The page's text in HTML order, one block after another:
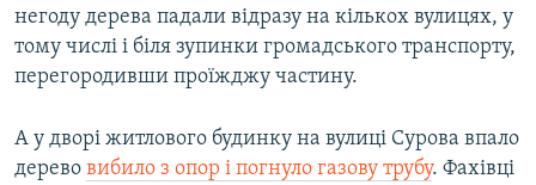
негоду дерева падали відразу на кількох вулицях, у
тому числі і біля зупинки громадського транспорту,
перегородивши проїжджу частину.
А у дворі житлового будинку на вулиці Сурова впало
дерево вибило з опор і погнуло газову трубу. Фахівці